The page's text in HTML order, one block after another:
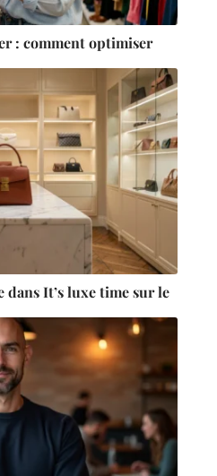
: comment optimiser
dans It’s luxe time sur le